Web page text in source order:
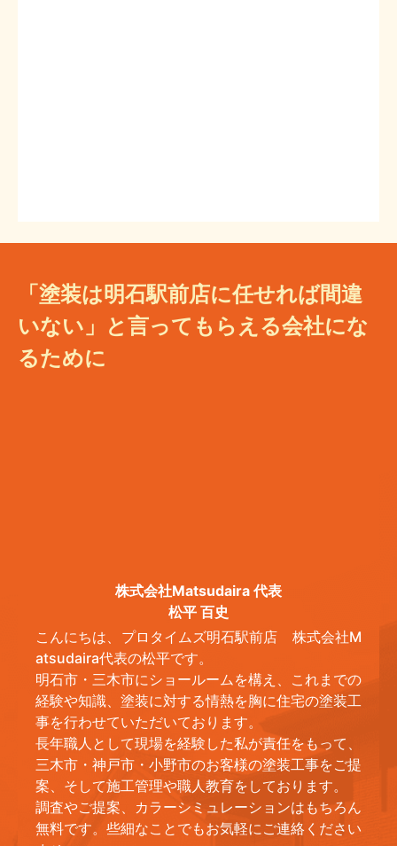
「塗装は明石駅前店に任せれば間違
いない」と言ってもらえる会社にな
るために
株式会社Matsudaira 代表
松平 百史
こんにちは、プロタイムズ明石駅前店 株式会社M
atsudaira代表の松平です。
明石市・三木市にショールームを構え、これまでの
経験や知識、塗装に対する情熱を胸に住宅の塗装工
事を行わせていただいております。
長年職人として現場を経験した私が責任をもって、
三木市・神戸市・小野市のお客様の塗装工事をご提
案、そして施工管理や職人教育をしております。
調査やご提案、カラーシミュレーションはもちろん
無料です。些細なことでもお気軽にご連絡ください